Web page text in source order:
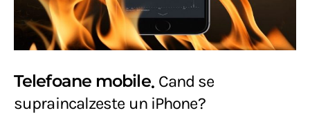
Telefoane mobile Cand se
supraincalzeste un iPhone?